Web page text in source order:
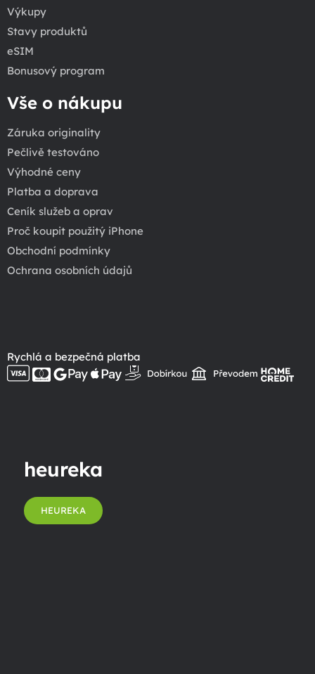
Výkupy
Stavy produktů
eSIM
Bonusový program
Vše o nákupu
Záruka originality
Pečlivě testováno
Výhodné ceny
Platba a doprava
Ceník služeb a oprav
Proč koupit použitý iPhone
Obchodní podmínky
Ochrana osobních údajů
Rychlá a bezpečná platba
heureka
HEUREKA